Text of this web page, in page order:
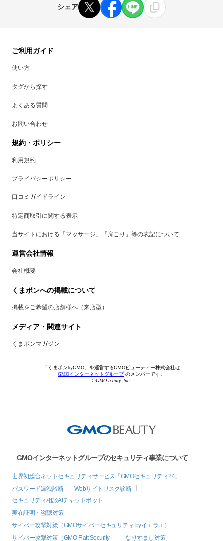
シェア
ご利用ガイド
使い方
タグから探す
よくある質問
お問い合わせ
規約・ポリシー
利用規約
プライバシーポリシー
口コミガイドライン
特定商取引に関する表示
当サイトにおける「マッサージ」「肩こり」等の表記について
運営会社情報
会社概要
くまポンへの掲載について
掲載をご希望の店舗様へ（来店型）
メディア・関連サイト
くまポンマガジン
「くまポンbyGMO」を運営するGMOビューティー株式会社は
GMOインターネットグループのメンバーです。
©GMO beauty, Inc.
GMOインターネットグループのセキュリティ事業について
世界初総合ネットセキュリティサービス「GMOセキュリティ24」
パスワード漏洩診断
Webサイトリスク診断
セキュリティ相談AIチャットボット
実在証明・盗聴対策
サイバー攻撃対策（GMOサイバーセキュリティ byイエラエ）
サイバー攻撃対策（GMO Flatt Security）
なりすまし対策